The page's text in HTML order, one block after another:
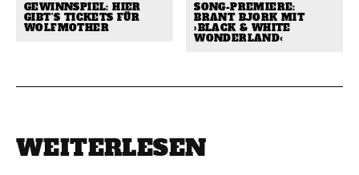
GEWINNSPIEL: HIER
GIBT’S TICKETS FÜR
WOLFMOTHER
SONG-PREMIERE:
BRANT BJORK MIT
›BLACK & WHITE
WONDERLAND‹
WEITERLESEN